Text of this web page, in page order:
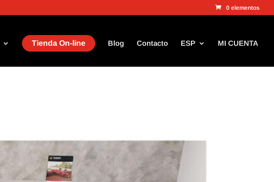
0 elementos
Tienda On-line Blog Contacto ESP MI CUENTA